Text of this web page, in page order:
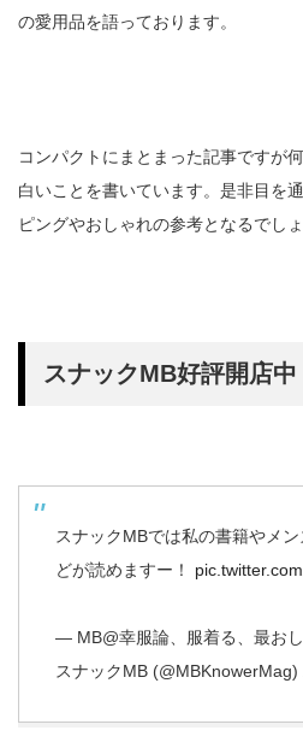
の愛用品を語っております。
コンパクトにまとまった記事ですが
白いことを書いています。是非目を
ピングやおしゃれの参考となるでしょ
スナックMB好評開店中
スナックMBでは私の書籍やメ
どが読めますー！
— MB@幸服論、服着る、最お
スナックMB (@MBKnowerMag)